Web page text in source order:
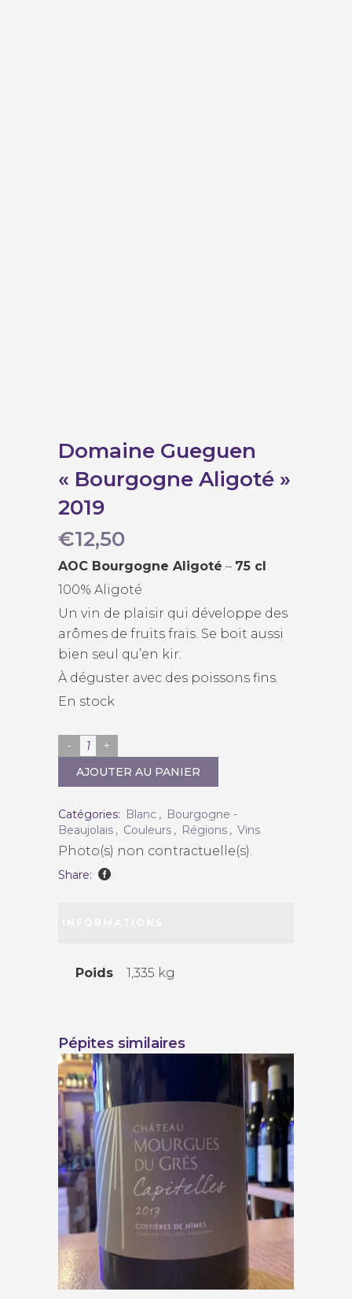
Domaine Gueguen
« Bourgogne Aligoté »
2019
€12,50
AOC Bourgogne Aligoté – 75 cl
100% Aligoté
Un vin de plaisir qui développe des
arômes de fruits frais. Se boit aussi
bien seul qu’en kir.
À déguster avec des poissons fins.
En stock
Domaine
Gueguen
"Bourgogne
Aligoté"
2019
quantity
AJOUTER AU PANIER
Catégories: Blanc , Bourgogne -
Beaujolais , Couleurs , Régions , Vins
Photo(s) non contractuelle(s).
Share:
Poids 1,335 kg
Pépites similaires
Château Mourgues du Grès
« Capitelles » 2013